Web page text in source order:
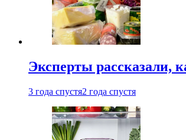
Эксперты рассказали,
3 года спустя2 года спустя